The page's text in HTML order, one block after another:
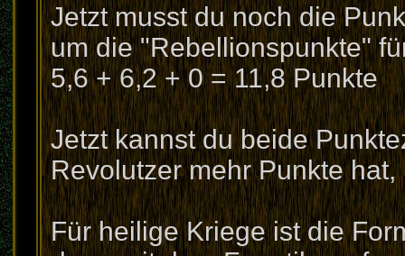
Jetzt musst du noch die
um die "Rebellionspunkte"
5,6 + 6,2 + 0 = 11,8 Punkte
Jetzt kannst du beide
Revolutzer mehr Punkte
Für heilige Kriege ist die